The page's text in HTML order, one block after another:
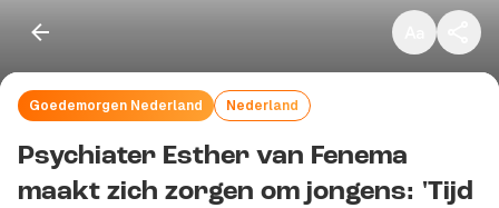
Goedemorgen Nederland Nederland
Psychiater Esther van Fenema
maakt zich zorgen om jongens: 'Tijd